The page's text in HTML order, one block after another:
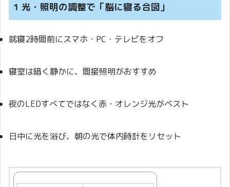
1 光・照明の調整で「脳に寝る合図」
就寝2時間前にスマホ・PC・テレビをオフ
寝室は暗く静かに、間接照明がおすすめ
夜のLEDすべてではなく赤・オレンジ光がベスト
日中に光を浴び、朝の光で体内時計をリセット